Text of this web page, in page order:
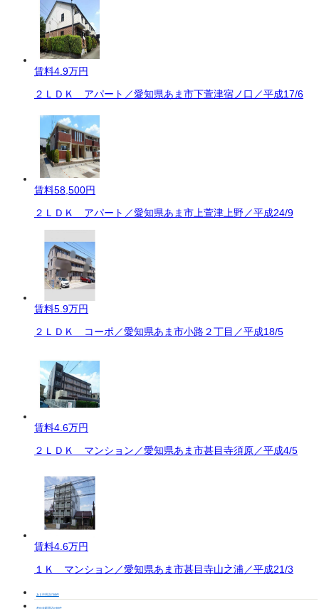
賃料4.9万円
２ＬＤＫ アパート／愛知県あま市下萱津宿ノ口／平成17/6
賃料58,500円
２ＬＤＫ アパート／愛知県あま市上萱津上野／平成24/9
賃料5.9万円
２ＬＤＫ コーポ／愛知県あま市小路２丁目／平成18/5
賃料4.6万円
２ＬＤＫ マンション／愛知県あま市甚目寺須原／平成4/5
賃料4.6万円
１Ｋ マンション／愛知県あま市甚目寺山之浦／平成21/3
あま市周辺の物件
甚目寺駅周辺の物件